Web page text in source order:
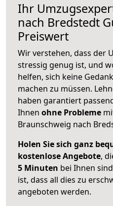
Ihr
nach Bredstedt
Preiswert
Wir verstehen, dass der
stressig genug ist, und
helfen, sich keine
machen zu müssen.
haben garantiert
Ihnen ohne Probleme
Braunschweig nach
Holen Sie sich ganz
kostenlose Angebote,
5 Minuten bei Ihnen
ist, dass all dies zu
angeboten werden.